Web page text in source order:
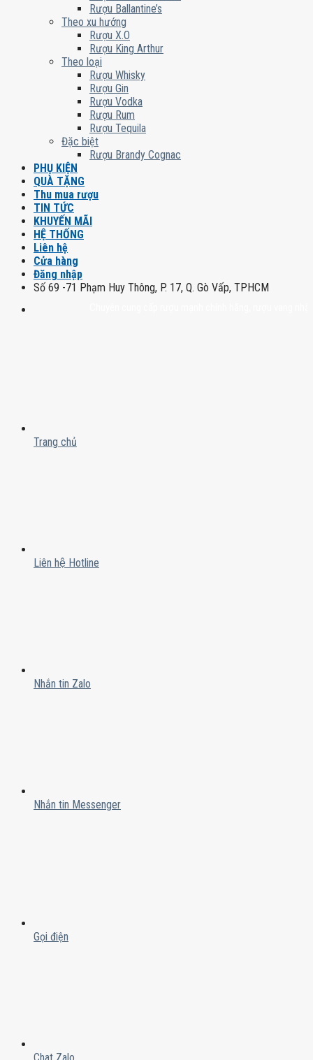
Rượu Ballantine’s
Theo xu hướng
Rượu X.O
Rượu King Arthur
Theo loại
Rượu Whisky
Rượu Gin
Rượu Vodka
Rượu Rum
Rượu Tequila
Đặc biệt
Rượu Brandy Cognac
PHỤ KIỆN
QUÀ TẶNG
Thu mua rượu
TIN TỨC
KHUYẾN MÃI
HỆ THỐNG
Liên hệ
Cửa hàng
Đăng nhập
Số 69 -71 Phạm Huy Thông, P. 17, Q. Gò Vấp, TPHCM
Trang chủ
Liên hệ Hotline
Nhắn tin Zalo
Nhắn tin Messenger
Gọi điện